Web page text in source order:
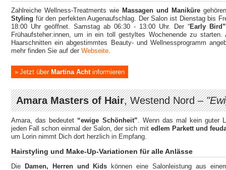
Zahlreiche Wellness-Treatments wieMassagen und Maniküre
Styling für den perfekten Augenaufschlag. Der Salon ist Dienstag bis
18:00 Uhr geöffnet. Samstag ab 06:30 - 13:00 Uhr. Der “Early
Frühaufsteher:innen, um in ein toll gestyltes Wochenende zu starten.
Haarschnitten ein abgestimmtes Beauty- und Wellnessprogramm
mehr finden Sie auf der Webseite
Jetzt über Martina Achtinformieren
Amara Masters of Hair, Westend Nord –
Amara, das bedeutet “ewige Schönheit” . Wenn das mal kein guter
jeden Fall schon einmal der Salon, der sich mit edlem Parkett und
um Lorin nimmt Dich dort herzlich in Empfang.
Hairstyling und Make-Up-Variationen für alle Anlässe
Die Damen, Herren und Kidskönnen eine Salonleistung aus